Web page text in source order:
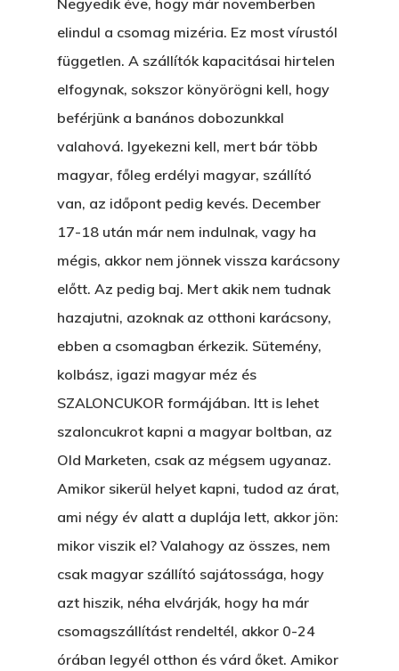
Negyedik éve, hogy már novemberben
elindul a csomag mizéria. Ez most vírustól
független. A szállítók kapacitásai hirtelen
elfogynak, sokszor könyörögni kell, hogy
beférjünk a banános dobozunkkal
valahová. Igyekezni kell, mert bár több
magyar, főleg erdélyi magyar, szállító
van, az időpont pedig kevés. December
17-18 után már nem indulnak, vagy ha
mégis, akkor nem jönnek vissza karácsony
előtt. Az pedig baj. Mert akik nem tudnak
hazajutni, azoknak az otthoni karácsony,
ebben a csomagban érkezik. Sütemény,
kolbász, igazi magyar méz és
SZALONCUKOR formájában. Itt is lehet
szaloncukrot kapni a magyar boltban, az
Old Marketen, csak az mégsem ugyanaz.
Amikor sikerül helyet kapni, tudod az árat,
ami négy év alatt a duplája lett, akkor jön:
mikor viszik el? Valahogy az összes, nem
csak magyar szállító sajátossága, hogy
azt hiszik, néha elvárják, hogy ha már
csomagszállítást rendeltél, akkor 0-24
órában legyél otthon és várd őket. Amikor